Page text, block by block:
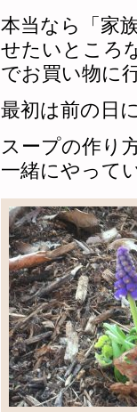
本当なら「家
せたいところ
でお買い物に
最初は前の日
スープの作り
一緒にやって